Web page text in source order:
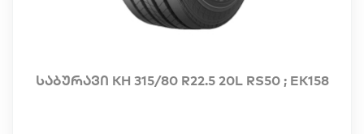
საბურავი KH 315/80 R22.5 20L RS50 ; EK158